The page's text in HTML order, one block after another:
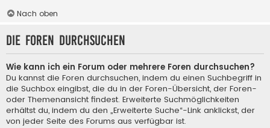
Nach oben
Die Foren durchsuchen
Wie kann ich ein Forum oder mehrere Foren durchsuchen?
Du kannst die Foren durchsuchen, indem du einen Suchbegriff in
die Suchbox eingibst, die du in der Foren-Übersicht, der Foren-
oder Themenansicht findest. Erweiterte Suchmöglichkeiten
erhältst du, indem du den „Erweiterte Suche“-Link anklickst, der
von jeder Seite des Forums aus verfügbar ist.